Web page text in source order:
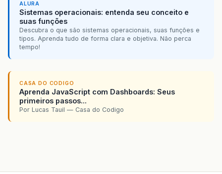
ALURA
Sistemas operacionais: entenda seu conceito e
suas funções
Descubra o que são sistemas operacionais, suas funções e
tipos. Aprenda tudo de forma clara e objetiva. Não perca
tempo!
CASA DO CODIGO
Aprenda JavaScript com Dashboards: Seus
primeiros passos...
Por Lucas Tauil — Casa do Codigo